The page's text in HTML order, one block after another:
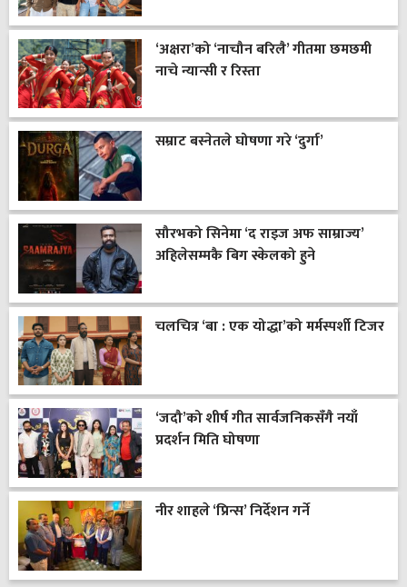
‘अक्षरा’को ‘नाचौन बरिलै’ गीतमा छमछमी
नाचे न्यान्सी र रिस्ता
सम्राट बस्नेतले घोषणा गरे ‘दुर्गा’
सौरभको सिनेमा ‘द राइज अफ साम्राज्य’
अहिलेसम्मकै बिग स्केलको हुने
चलचित्र ‘बा : एक योद्धा’को मर्मस्पर्शी टिजर
‘जदौ’को शीर्ष गीत सार्वजनिकसँगै नयाँ
प्रदर्शन मिति घोषणा
नीर शाहले ‘प्रिन्स’ निर्देशन गर्ने